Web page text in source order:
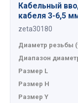
Корпус,
Резиновая
Пластиковая
Защитная
Кабельный
кабеля 3-6,5
zeta30180
Диаметр резьбы
Диапазон
Размер L
Размер H
Размер Y